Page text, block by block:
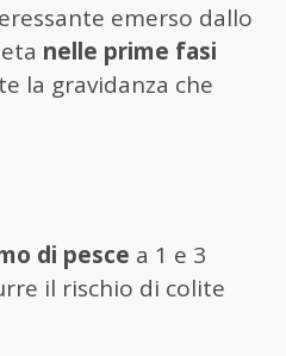
emerso dallo
nelle prime fasi
la gravidanza che
di pesce a 1 e 3
il rischio di colite